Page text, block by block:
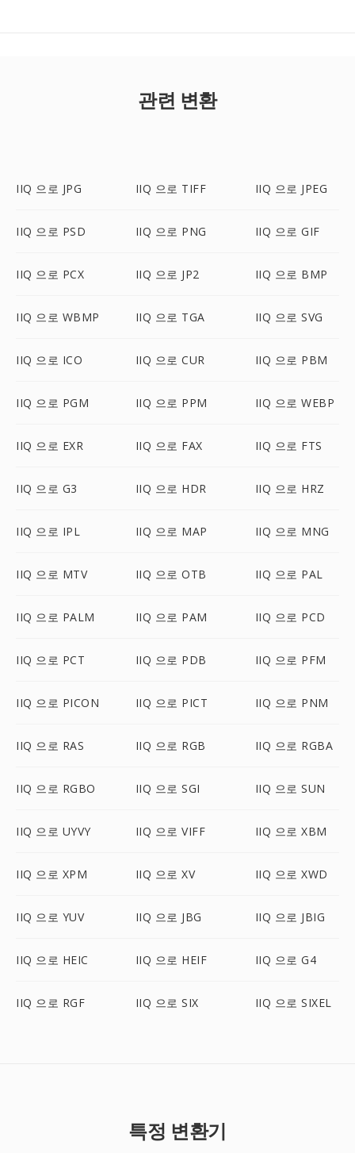
관련 변환
IIQ 으로 JPG IIQ 으로 TIFF IIQ 으로 JPEG
IIQ 으로 PSD IIQ 으로 PNG IIQ 으로 GIF
IIQ 으로 PCX IIQ 으로 JP2 IIQ 으로 BMP
IIQ 으로 WBMP IIQ 으로 TGA IIQ 으로 SVG
IIQ 으로 ICO IIQ 으로 CUR IIQ 으로 PBM
IIQ 으로 PGM IIQ 으로 PPM IIQ 으로 WEBP
IIQ 으로 EXR IIQ 으로 FAX IIQ 으로 FTS
IIQ 으로 G3 IIQ 으로 HDR IIQ 으로 HRZ
IIQ 으로 IPL IIQ 으로 MAP IIQ 으로 MNG
IIQ 으로 MTV IIQ 으로 OTB IIQ 으로 PAL
IIQ 으로 PALM IIQ 으로 PAM IIQ 으로 PCD
IIQ 으로 PCT IIQ 으로 PDB IIQ 으로 PFM
IIQ 으로 PICON IIQ 으로 PICT IIQ 으로 PNM
IIQ 으로 RAS IIQ 으로 RGB IIQ 으로 RGBA
IIQ 으로 RGBO IIQ 으로 SGI IIQ 으로 SUN
IIQ 으로 UYVY IIQ 으로 VIFF IIQ 으로 XBM
IIQ 으로 XPM IIQ 으로 XV IIQ 으로 XWD
IIQ 으로 YUV IIQ 으로 JBG IIQ 으로 JBIG
IIQ 으로 HEIC IIQ 으로 HEIF IIQ 으로 G4
IIQ 으로 RGF IIQ 으로 SIX IIQ 으로 SIXEL
특정 변환기